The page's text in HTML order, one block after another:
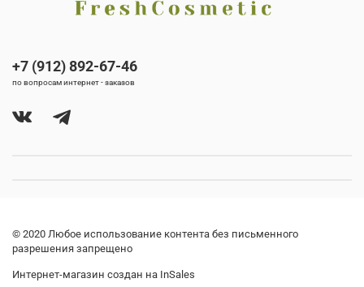
+7 (912) 892-67-46
по вопросам интернет - заказов
© 2020 Любое использование контента без письменного
разрешения запрещено
Интернет-магазин создан на InSales